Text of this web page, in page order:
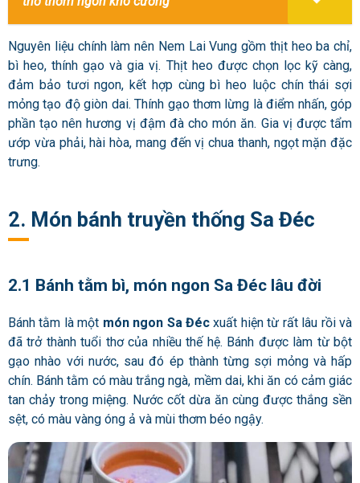
Nguyên liệu chính làm nên Nem Lai Vung gồm thịt heo ba chỉ,
bì heo, thính gạo và gia vị. Thịt heo được chọn lọc kỹ càng,
đảm bảo tươi ngon, kết hợp cùng bì heo luộc chín thái sợi
mỏng tạo độ giòn dai. Thính gạo thơm lừng là điểm nhấn, góp
phần tạo nên hương vị đậm đà cho món ăn. Gia vị được tẩm
ướp vừa phải, hài hòa, mang đến vị chua thanh, ngọt mặn đặc
trưng.
2. Món bánh truyền thống Sa Đéc
2.1 Bánh tằm bì, món ngon Sa Đéc lâu đời
Bánh tằm là một món ngon Sa Đécxuất hiện từ rất lâu rồi và
đã trở thành tuổi thơ của nhiều thế hệ. Bánh được làm từ bột
gạo nhào với nước, sau đó ép thành từng sợi mỏng và hấp
chín. Bánh tằm có màu trắng ngà, mềm dai, khi ăn có cảm giác
tan chảy trong miệng. Nước cốt dừa ăn cùng được thắng sền
sệt, có màu vàng óng ả và mùi thơm béo ngậy.